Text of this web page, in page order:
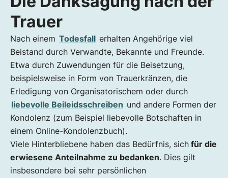
Wann werden die Dankesworte verschickt?
Arten der Danksagung – Rede, Karte oder
Annonce
Dankesworte zum Leichenschmaus
Versenden von Trauerdanksagungen
Schalten einer Traueranzeige
Die Danksagung richtig aufbauen
Danke für die Anteilnahme – Text
Textbeispiele für Danksagungen nach
Todesfall
Do's und Don'ts für Danksagungskarten
Trauer
Nach einem Todesfall erhalten Angehörige viel
Beistand durch Verwandte, Bekannte und Freunde.
Etwa durch Zuwendungen für die Beisetzung,
beispielsweise in Form von Trauerkränzen, die
Erledigung von Organisatorischem oder durch
liebevolle Beileidsschreiben und andere Formen der
Kondolenz (zum Beispiel liebevolle Botschaften in
einem Online-Kondolenzbuch).
Viele Hinterbliebene haben das Bedürfnis, sich für die
erwiesene Anteilnahme zu bedanken. Dies gilt
insbesondere bei sehr persönlichen